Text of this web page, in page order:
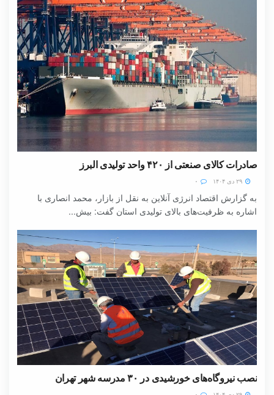
صادرات کالای صنعتی از ۴۲۰ واحد تولیدی البرز
به گزارش اقتصاد انرژی آنلاین به نقل از بازار، محمد انصاری با
اشاره به ظرفیت‌های بالای تولیدی استان گفت: بیش...
نصب نیروگاه‌های خورشیدی در ۳۰ مدرسه شهر تهران